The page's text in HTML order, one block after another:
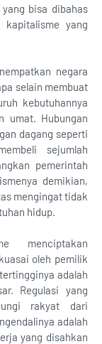
bisa dibahas
kapitalisme yang
negara
selain membuat
kebutuhannya
umat. Hubungan
dagang seperti
sejumlah
pemerintah
demikian,
mengingat tidak
hidup.
menciptakan
oleh pemilik
adalah
Regulasi yang
rakyat dari
adalah
yang disahkan